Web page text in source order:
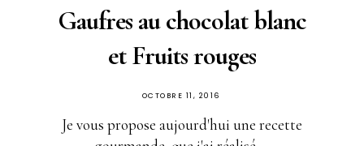
Gaufres au chocolat blanc
et Fruits rouges
PUBLIÉ
OCTOBRE 11, 2016
Je vous propose aujourd'hui une recette